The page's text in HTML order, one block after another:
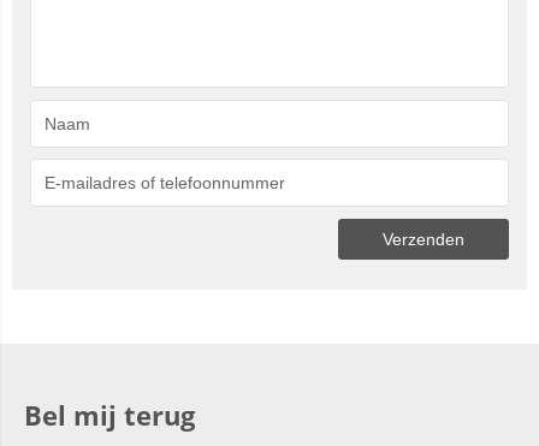
Bel mij terug